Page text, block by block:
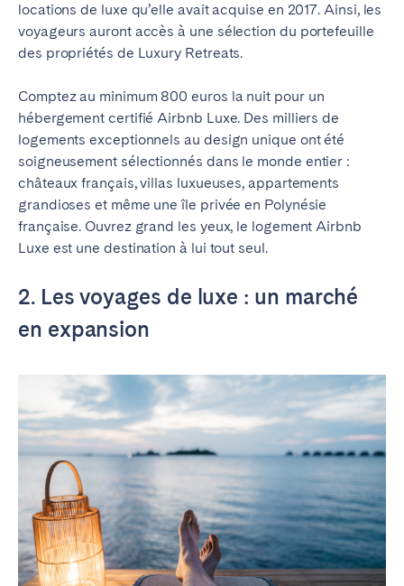
locations de luxe qu’elle avait acquise en 2017. Ainsi, les
voyageurs auront accès à une sélection du portefeuille
des propriétés de Luxury Retreats.
Comptez au minimum 800 euros la nuit pour un
hébergement certifié Airbnb Luxe. Des milliers de
logements exceptionnels au design unique ont été
soigneusement sélectionnés dans le monde entier :
châteaux français, villas luxueuses, appartements
grandioses et même une île privée en Polynésie
française. Ouvrez grand les yeux, le logement Airbnb
Luxe est une destination à lui tout seul.
2. Les voyages de luxe : un marché
en expansion